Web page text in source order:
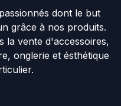
dont le but
grâce à nos produits.
la vente d'accessoires,
onglerie et ésthétique